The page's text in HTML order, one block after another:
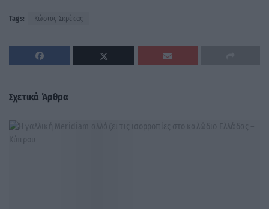
Tags: Κώστας Σκρέκας
Σχετικά Άρθρα